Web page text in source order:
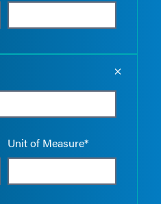
Unit of Measure*